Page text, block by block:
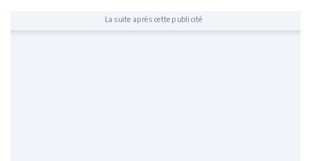
La suite après cette publicité